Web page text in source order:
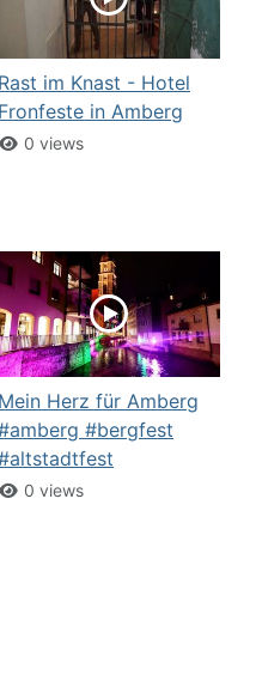
Rast im Knast - Hotel
Fronfeste in Amberg
0 views
Mein Herz für Amberg
#bergfest
0 views